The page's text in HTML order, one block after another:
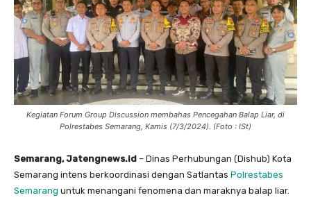
Kegiatan Forum Group Discussion membahas Pencegahan Balap Liar, di
Polrestabes Semarang, Kamis (7/3/2024). (Foto : ISt)
Semarang, Jatengnews.id – Dinas Perhubungan (Dishub) Kota
Semarang intens berkoordinasi dengan Satlantas Polrestabes
Semarang untuk menangani fenomena dan maraknya balap liar.